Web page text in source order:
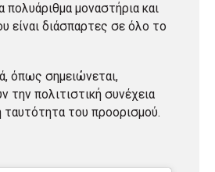
πολυάριθμα μοναστήρια και
είναι διάσπαρτες σε όλο το
όπως σημειώνεται,
την πολιτιστική συνέχεια
ταυτότητα του προορισμού.